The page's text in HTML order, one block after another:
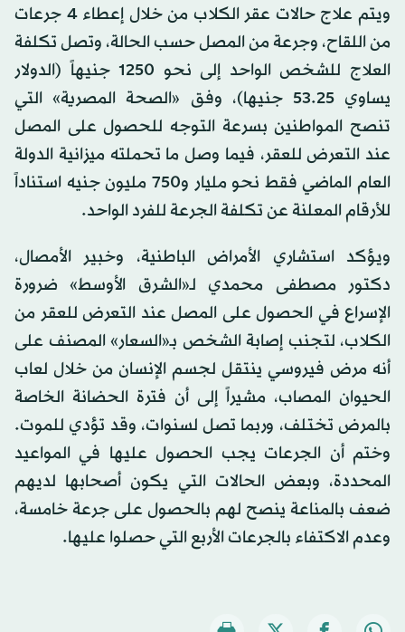
ويتم علاج حالات عقر الكلاب من خلال إعطاء 4 جرعات
من اللقاح، وجرعة من المصل حسب الحالة، وتصل تكلفة
العلاج للشخص الواحد إلى نحو 1250 جنيهاً (الدولار
يساوي 53.25 جنيها)، وفق «الصحة المصرية» التي
تنصح المواطنين بسرعة التوجه للحصول على المصل
عند التعرض للعقر، فيما وصل ما تحملته ميزانية الدولة
العام الماضي فقط نحو مليار و750 مليون جنيه استناداً
للأرقام المعلنة عن تكلفة الجرعة للفرد الواحد.
ويؤكد استشاري الأمراض الباطنية، وخبير الأمصال،
دكتور مصطفى محمدي لـ«الشرق الأوسط» ضرورة
الإسراع في الحصول على المصل عند التعرض للعقر من
الكلاب، لتجنب إصابة الشخص بـ«السعار» المصنف على
أنه مرض فيروسي ينتقل لجسم الإنسان من خلال لعاب
الحيوان المصاب، مشيراً إلى أن فترة الحضانة الخاصة
بالمرض تختلف، وربما تصل لسنوات، وقد تؤدي للموت.
وختم أن الجرعات يجب الحصول عليها في المواعيد
المحددة، وبعض الحالات التي يكون أصحابها لديهم
ضعف بالمناعة ينصح لهم بالحصول على جرعة خامسة،
وعدم الاكتفاء بالجرعات الأربع التي حصلوا عليها.